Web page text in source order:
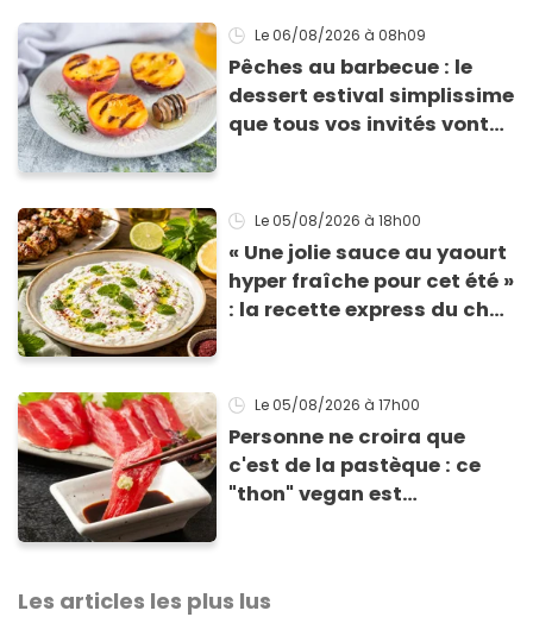
Le 06/08/2026 à 08h09
Pêches au barbecue : le
dessert estival simplissime
que tous vos invités vont
Le 05/08/2026 à 18h00
« Une jolie sauce au yaourt
hyper fraîche pour cet été »
: la recette express du chef
grillades
Le 05/08/2026 à 17h00
Personne ne croira que
c'est de la pastèque : ce
"thon" vegan est
Les articles les plus lus